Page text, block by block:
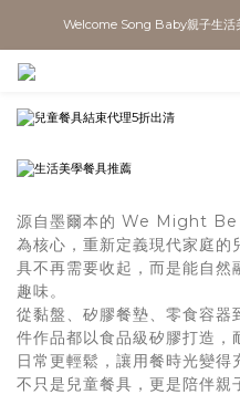
Welcome Song Baby親子生活
源自墨爾本的 We Might Be
為核心，重新定義現代家庭的
具不再需要收起，而是能自然
趣味。
從黏盤、矽膠餐墊、零食容器
件作品都以食品級矽膠打造，
日常更輕鬆，讓用餐時光變
不只是兒童餐具，更是陪伴親